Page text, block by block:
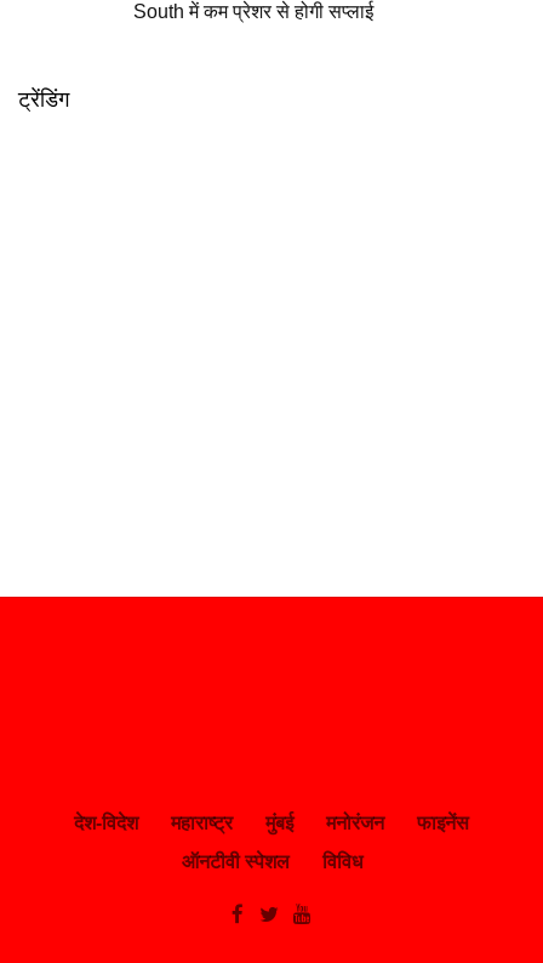
South में कम प्रेशर से होगी सप्लाई
ट्रेंडिंग
देश-विदेश महाराष्ट्र मुंबई मनोरंजन
फाइनेंस
ऑनटीवी स्पेशल
विविध